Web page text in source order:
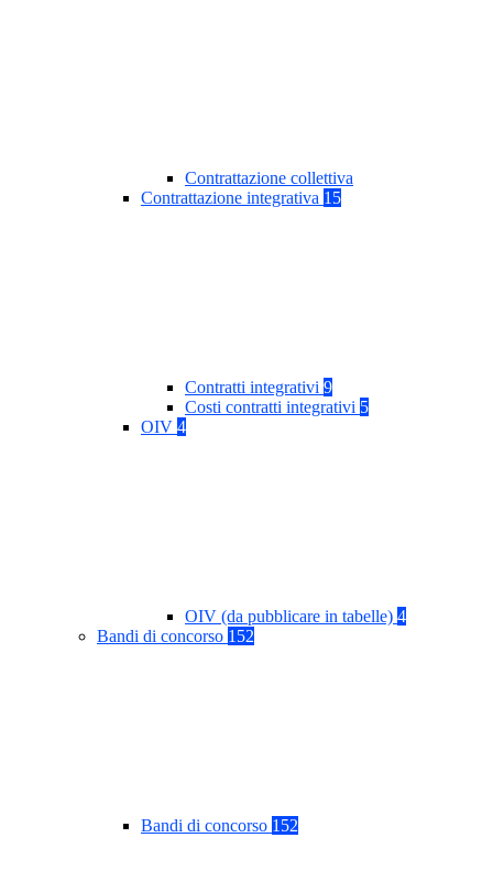
Contrattazione collettiva
Contrattazione integrativa 15
Contratti integrativi 9
Costi contratti integrativi 5
OIV 4
OIV (da pubblicare in tabelle) 4
Bandi di concorso 152
Bandi di concorso 152